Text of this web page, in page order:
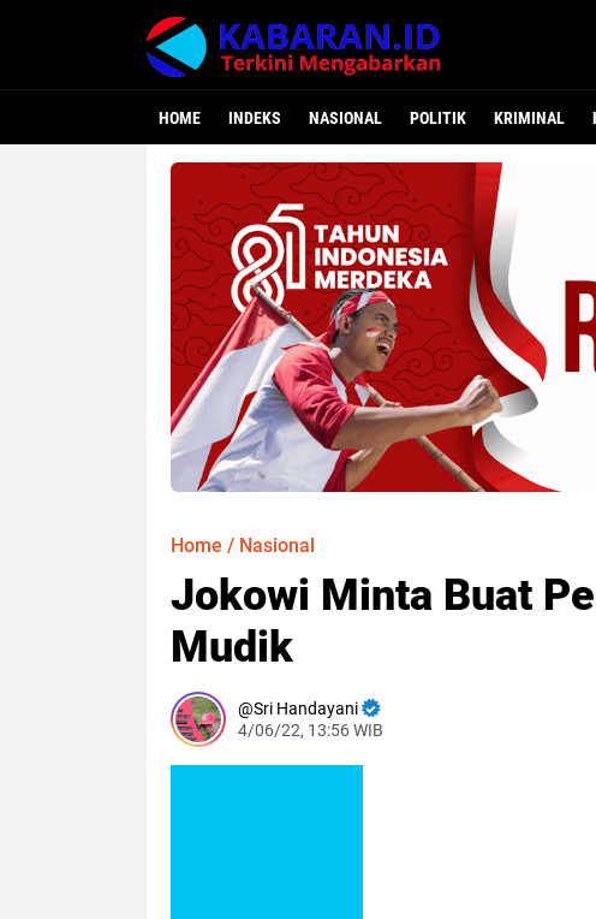
HOME INDEKS NASIONAL POLITIK KRIMINAL
Home / Nasional
Jokowi Minta Buat
Mudik
Sri Handayani
4/06/22, 13:56 WIB